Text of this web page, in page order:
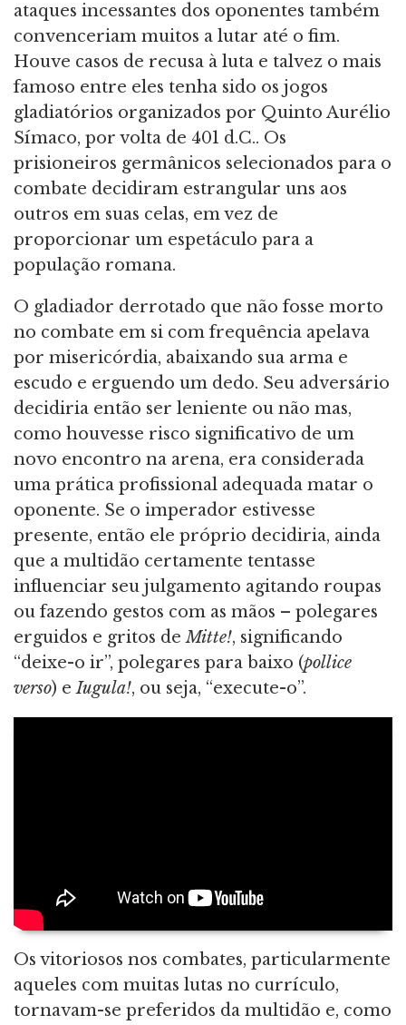
ataques incessantes dos oponentes também
convenceriam muitos a lutar até o fim.
Houve casos de recusa à luta e talvez o mais
famoso entre eles tenha sido os jogos
gladiatórios organizados por Quinto Aurélio
Símaco, por volta de 401 d.C.. Os
prisioneiros germânicos selecionados para o
combate decidiram estrangular uns aos
outros em suas celas, em vez de
proporcionar um espetáculo para a
população romana.
O gladiador derrotado que não fosse morto
no combate em si com frequência apelava
por misericórdia, abaixando sua arma e
escudo e erguendo um dedo. Seu adversário
decidiria então ser leniente ou não mas,
como houvesse risco significativo de um
novo encontro na arena, era considerada
uma prática profissional adequada matar o
oponente. Se o imperador estivesse
presente, então ele próprio decidiria, ainda
que a multidão certamente tentasse
influenciar seu julgamento agitando roupas
ou fazendo gestos com as mãos – polegares
erguidos e gritos deMitte!, significando
“deixe-o ir”, polegares para baixo (pollice
verso) eIugula!, ou seja, “execute-o”.
Os vitoriosos nos combates, particularmente
aqueles com muitas lutas no currículo,
tornavam-se preferidos da multidão e, como